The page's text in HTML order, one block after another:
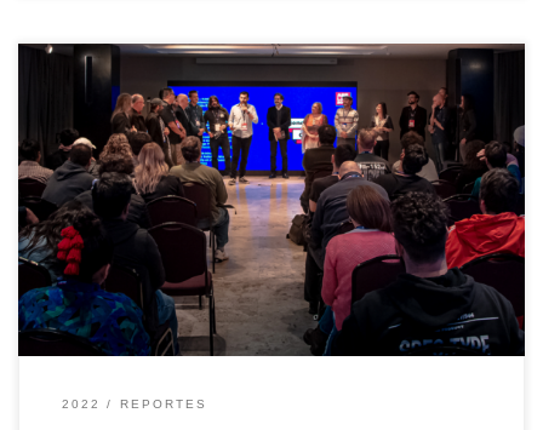
Volvimos a reencontrarnos en persona, nos saludamos,
abrazamos y disfrutamos juntos nuevamente; codo a codo. No
como la lógica descarga emocional que la pandemia requería,
sino con el afán de hacer nuestras todas las experiencias que
podíamos contener, aprehender para nosotros y compartir con los
que nos rodeaban. Como ya […]
2022 REPORTES